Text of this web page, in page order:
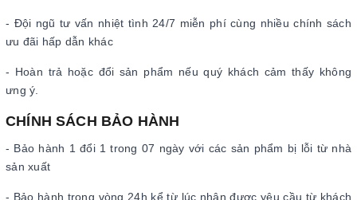
- Đội ngũ tư vấn nhiệt tình 24/7 miễn phí cùng nhiều chính sách
ưu đãi hấp dẫn khác
- Hoàn trả hoặc đổi sản phẩm nếu quý khách cảm thấy không
ưng ý.
CHÍNH SÁCH BẢO HÀNH
- Bảo hành 1 đổi 1 trong 07 ngày với các sản phẩm bị lỗi từ nhà
sản xuất
- Bảo hành trong vòng 24h kể từ lúc nhận được yêu cầu từ khách